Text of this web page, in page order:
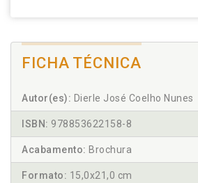
FICHA TÉCNICA
Autor(es): Dierle José Coelho Nunes
ISBN: 978853622158-8
Acabamento: Brochura
Formato: 15,0x21,0 cm